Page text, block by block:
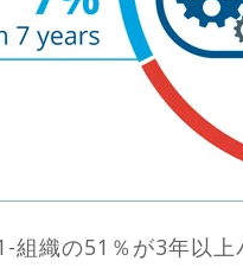
組織の51％が3年以上